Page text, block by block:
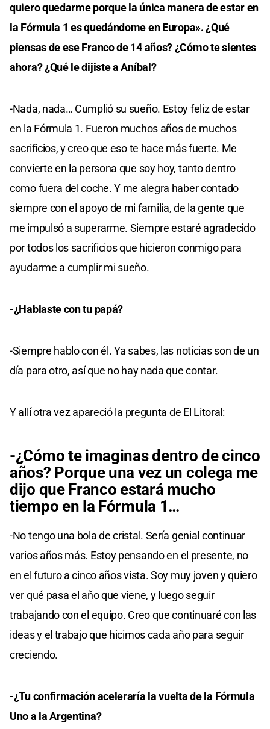
quiero quedarme porque la única manera de estar en
la Fórmula 1 es quedándome en Europa». ¿Qué
piensas de ese Franco de 14 años? ¿Cómo te sientes
ahora? ¿Qué le dijiste a Aníbal?
-Nada, nada… Cumplió su sueño. Estoy feliz de estar
en la Fórmula 1. Fueron muchos años de muchos
sacrificios, y creo que eso te hace más fuerte. Me
convierte en la persona que soy hoy, tanto dentro
como fuera del coche. Y me alegra haber contado
siempre con el apoyo de mi familia, de la gente que
me impulsó a superarme. Siempre estaré agradecido
por todos los sacrificios que hicieron conmigo para
ayudarme a cumplir mi sueño.
-¿Hablaste con tu papá?
-Siempre hablo con él. Ya sabes, las noticias son de un
día para otro, así que no hay nada que contar.
Y allí otra vez apareció la pregunta de El Litoral:
-¿Cómo te imaginas dentro de cinco
años? Porque una vez un colega me
dijo que Franco estará mucho
tiempo en la Fórmula 1…
-No tengo una bola de cristal. Sería genial continuar
varios años más. Estoy pensando en el presente, no
en el futuro a cinco años vista. Soy muy joven y quiero
ver qué pasa el año que viene, y luego seguir
trabajando con el equipo. Creo que continuaré con las
ideas y el trabajo que hicimos cada año para seguir
creciendo.
-¿Tu confirmación aceleraría la vuelta de la Fórmula
Uno a la Argentina?